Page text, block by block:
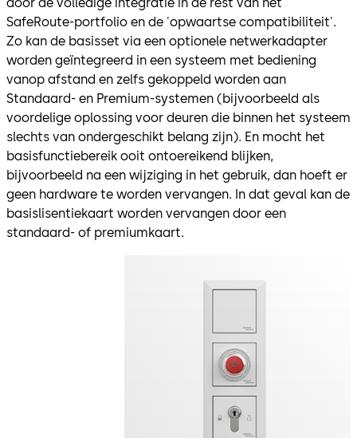
SafeRoute-portfolio en de 'opwaartse compatibiliteit'.
Zo kan de basisset via een optionele netwerkadapter
worden geïntegreerd in een systeem met bediening
vanop afstand en zelfs gekoppeld worden aan
Standaard- en Premium-systemen (bijvoorbeeld als
voordelige oplossing voor deuren die binnen het systeem
slechts van ondergeschikt belang zijn). En mocht het
basisfunctiebereik ooit ontoereikend blijken,
bijvoorbeeld na een wijziging in het gebruik, dan hoeft er
geen hardware te worden vervangen. In dat geval kan de
basislisentiekaart worden vervangen door een
standaard- of premiumkaart.